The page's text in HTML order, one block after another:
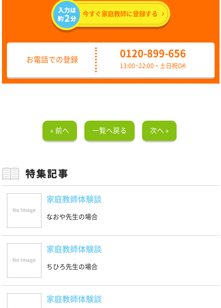
お電話での登録
0120-899-656
13:00~22:00・土日祝OK
« 前へ 一覧へ戻る 次へ »
家庭教師体験談
なおや先生の場合
家庭教師体験談
ちひろ先生の場合
家庭教師体験談